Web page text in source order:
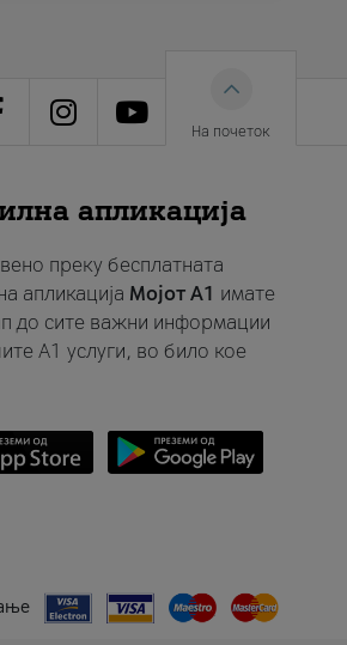
На почеток
апликација
преку бесплатната
апликација Мојот A1 имате
до сите важни информации
A1 услуги, во било кое